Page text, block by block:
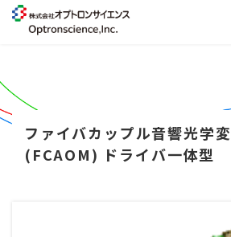
ファイバカップル音響光学
(FCAOM) ドライバ一体型